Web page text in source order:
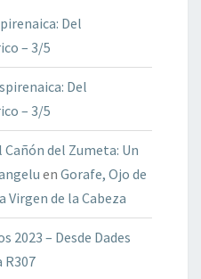
Del
– 3/5
Del
– 3/5
del Zumeta: Un
en Gorafe, Ojo de
Virgen de la Cabeza
2023 – Desde Dades